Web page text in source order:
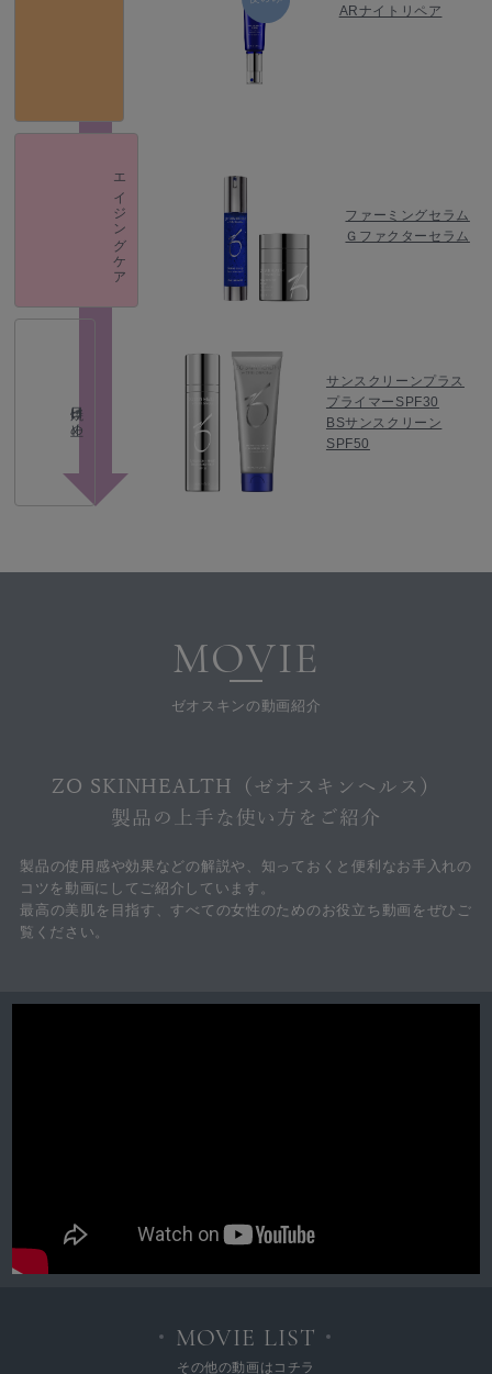
ARナイトリペア
エイジングケア
ファーミングセラム
Ｇファクターセラム
日焼け止め
サンスクリーンプラス
プライマーSPF30
BSサンスクリーン
SPF50
MOVIE
ゼオスキンの動画紹介
ZO SKINHEALTH（ゼオスキンヘルス）
製品の上手な使い方をご紹介
製品の使用感や効果などの解説や、知っておくと便利なお手入れの
コツを動画にしてご紹介しています。
最高の美肌を目指す、すべての女性のためのお役立ち動画をぜひご
覧ください。
MOVIE LIST
その他の動画はコチラ